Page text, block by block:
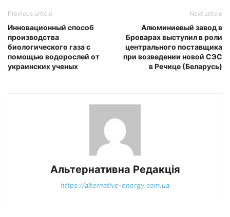
Previous article
Инновационный способ
производства
биологического газа с
помощью водорослей от
украинских ученых
Next article
Алюминиевый завод в
Броварах выступил в роли
центрального поставщика
при возведении новой СЭС
в Речице (Беларусь)
Альтернативна Редакція
https://alternative-energy.com.ua